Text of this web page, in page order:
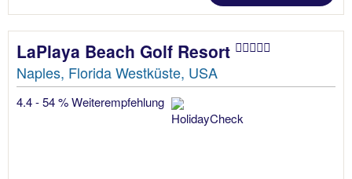
LaPlaya Beach Golf Resort
Naples, Florida Westküste, USA
4.4 - 54 % Weiterempfehlung